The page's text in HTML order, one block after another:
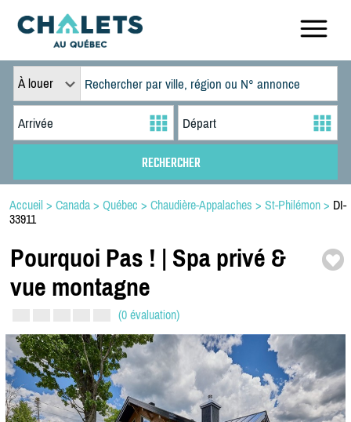
À louer
Accueil > Canada > Québec > Chaudière-Appalaches > St-Philémon > DI-
33911
Pourquoi Pas ! | Spa privé &
vue montagne
(0 évaluation)